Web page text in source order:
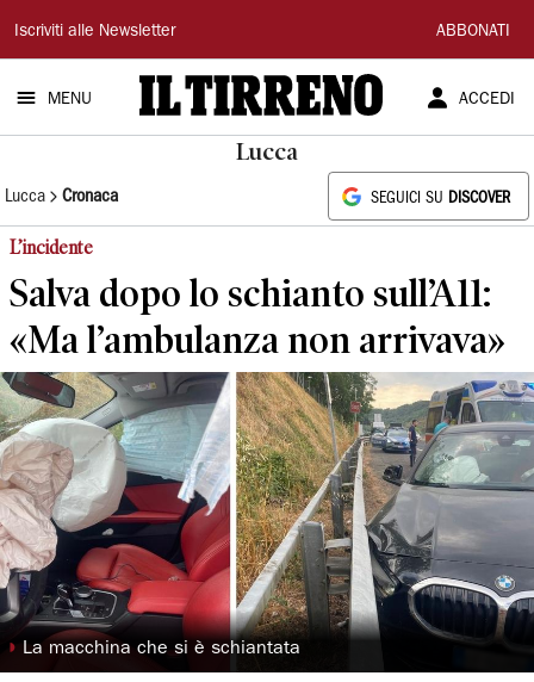
Il
Tirreno
Iscriviti alle Newsletter ABBONATI
MENU ACCEDI
Lucca
Lucca Cronaca SEGUICI SU DISCOVER
L’incidente
Salva dopo lo schianto sull’A11:
«Ma l’ambulanza non arrivava»
◗ La macchina che si è schiantata